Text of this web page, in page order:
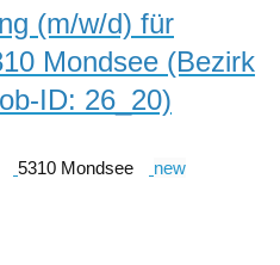
(m/w/d) für
Mondsee (Bezirk
ID: 26_20)
5310 Mondsee new